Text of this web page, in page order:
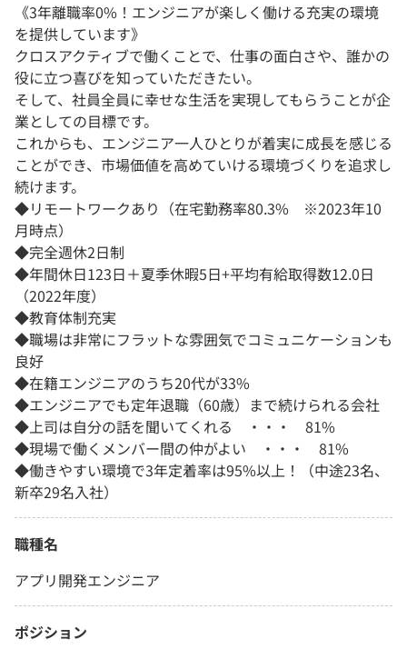
《3年離職率0%！エンジニアが楽しく働ける充実の環境
を提供しています》
クロスアクティブで働くことで、仕事の面白さや、誰かの
役に立つ喜びを知っていただきたい。
そして、社員全員に幸せな生活を実現してもらうことが企
業としての目標です。
これからも、エンジニア一人ひとりが着実に成長を感じる
ことができ、市場価値を高めていける環境づくりを追求し
続けます。
◆リモートワークあり（在宅勤務率80.3% ※2023年10
月時点）
◆完全週休2日制
◆年間休日123日＋夏季休暇5日+平均有給取得数12.0日
（2022年度）
◆教育体制充実
◆職場は非常にフラットな雰囲気でコミュニケーションも
良好
◆在籍エンジニアのうち20代が33%
◆エンジニアでも定年退職（60歳）まで続けられる会社
◆上司は自分の話を聞いてくれる ・・・ 81%
◆現場で働くメンバー間の仲がよい ・・・ 81%
◆働きやすい環境で3年定着率は95%以上！（中途23名、
新卒29名入社）
職種名
アプリ開発エンジニア
ポジション